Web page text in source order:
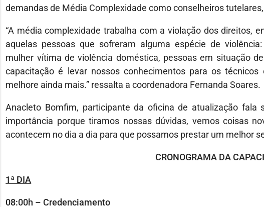
demandas de Média Complexidade como conselheiros
“A média complexidade trabalha com a violação dos direitos,
aquelas pessoas que sofreram alguma espécie de
mulher vítima de violência doméstica, pessoas em situação
capacitação é levar nossos conhecimentos para os
melhore ainda mais.” ressalta a coordenadora Fernanda Soares.
Anacleto Bomfim, participante da oficina de atualização fala
importância porque tiramos nossas dúvidas, vemos coisas
acontecem no dia a dia para que possamos prestar um melhor
CRONOGRAMA DA
1ª DIA
08:00h – Credenciamento